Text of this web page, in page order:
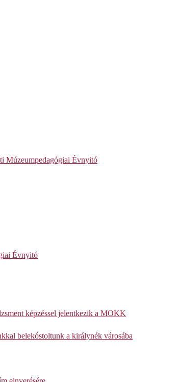
Múzeumpedagógiai Évnyitó
Évnyitó
képzéssel jelentkezik a MOKK
belekóstoltunk a királynék városába